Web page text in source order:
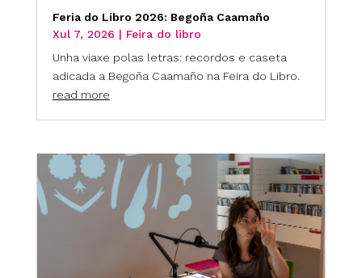
Feria do Libro 2026: Begoña Caamaño
Xul 7, 2026 | Feira do libro
Unha viaxe polas letras: recordos e caseta
adicada a Begoña Caamaño na Feira do Libro.
read more